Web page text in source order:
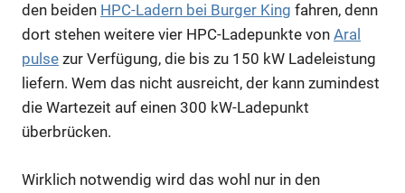
den beiden HPC-Ladern bei Burger King fahren, denn
dort stehen weitere vier HPC-Ladepunkte von Aral
pulse zur Verfügung, die bis zu 150 kW Ladeleistung
liefern. Wem das nicht ausreicht, der kann zumindest
die Wartezeit auf einen 300 kW-Ladepunkt
überbrücken.
Wirklich notwendig wird das wohl nur in den